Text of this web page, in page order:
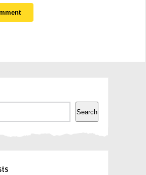
Search